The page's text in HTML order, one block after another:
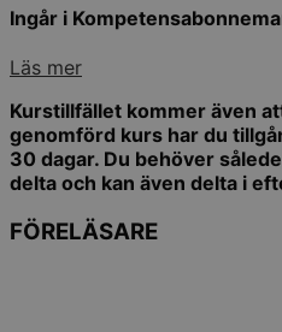
Ingår i
Läs mer
Kurstillfället kommer även
genomförd kurs har du
30 dagar. Du behöver
delta och kan även delta i
FÖRELÄSARE